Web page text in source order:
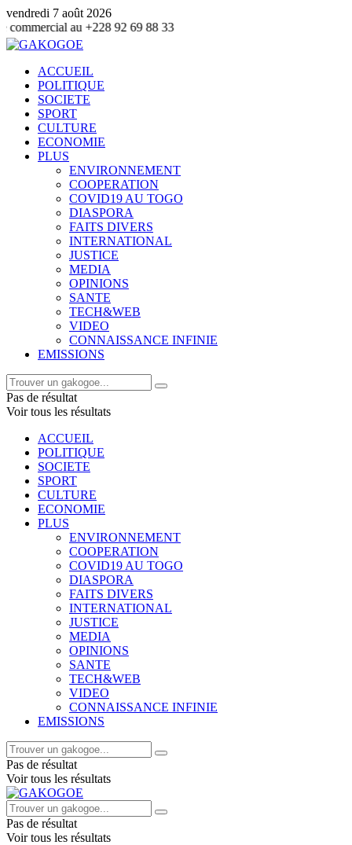
vendredi 7 août 2026
au +228 92 69 88 33
ACCUEIL
POLITIQUE
SOCIETE
SPORT
CULTURE
ECONOMIE
PLUS
ENVIRONNEMENT
COOPERATION
COVID19 AU TOGO
DIASPORA
FAITS DIVERS
INTERNATIONAL
JUSTICE
MEDIA
OPINIONS
SANTE
TECH&WEB
VIDEO
CONNAISSANCE INFINIE
EMISSIONS
Pas de résultat
Voir tous les résultats
ACCUEIL
POLITIQUE
SOCIETE
SPORT
CULTURE
ECONOMIE
PLUS
ENVIRONNEMENT
COOPERATION
COVID19 AU TOGO
DIASPORA
FAITS DIVERS
INTERNATIONAL
JUSTICE
MEDIA
OPINIONS
SANTE
TECH&WEB
VIDEO
CONNAISSANCE INFINIE
EMISSIONS
Pas de résultat
Voir tous les résultats
Pas de résultat
Voir tous les résultats